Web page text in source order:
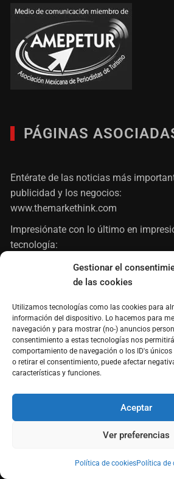
Gestionar el
de las cookies
Utilizamos tecnologías como las cookies para
información del dispositivo. Lo hacemos para
navegación y para mostrar (no-) anuncios
consentimiento a estas tecnologías nos
comportamiento de navegación o los ID's
o retirar el consentimiento, puede afectar
características y funciones.
Aceptar
Ver preferencias
Política de cookiesPolítica de
PÁGINAS
Entérate de las noticias más
publicidad y los negocios:
www.themarkethink.com
Impresiónate con lo último en
tecnología:
Sólo para cinéfilos de hueso colorado: